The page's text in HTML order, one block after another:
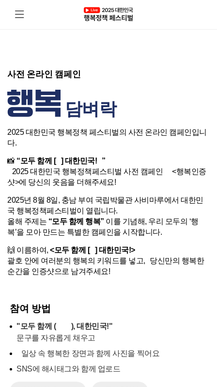
사전 온라인 캠페인
담벼락
2025 대한민국 행복정책 페스티벌의 사전 온라인 캠페인입니
다.
📸 “모두 함께 [ ] 대한민국! ”
2025 대한민국 행복정책페스티벌 사전 캠페인 <행복인증
샷>에 당신의 웃음을 더해주세요!
2025년 8월 8일, 충남 부여 국립박물관 사비마루에서 대한민
국 행복정책페스티벌이 열립니다.
올해 주제는 “모두 함께 행복” 이를 기념해, 우리 모두의 ‘행
복’을 모아 만드는 특별한 캠페인을 시작합니다.
🙌 이름하여, <모두 함께 [ ] 대한민국!>
괄호 안에 여러분의 행복의 키워드를 넣고, 당신만의 행복한
순간을 인증샷으로 남겨주세요!
참여 방법
"모두 함께 ( ), 대한민국!"
문구를 자유롭게 채우고
일상 속 행복한 장면과 함께 사진을 찍어요
SNS에 해시태그와 함께 업로드